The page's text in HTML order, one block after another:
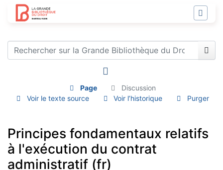
Page
Discussion
Voir le texte source
Voir l’historique Purger
Principes fondamentaux relatifs
à l'exécution du contrat
administratif (fr)